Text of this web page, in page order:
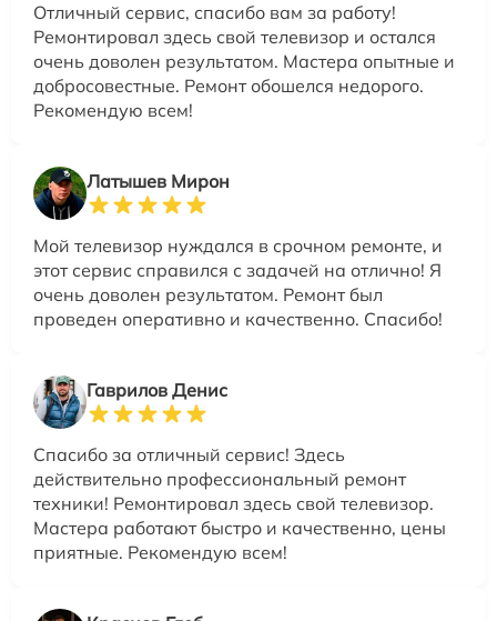
Отличный сервис, спасибо вам за работу!
Ремонтировал здесь свой телевизор и остался
очень доволен результатом. Мастера опытные и
добросовестные. Ремонт обошелся недорого.
Рекомендую всем!
Латышев Мирон
Мой телевизор нуждался в срочном ремонте, и
этот сервис справился с задачей на отлично! Я
очень доволен результатом. Ремонт был
проведен оперативно и качественно. Спасибо!
Гаврилов Денис
Спасибо за отличный сервис! Здесь
действительно профессиональный ремонт
техники! Ремонтировал здесь свой телевизор.
Мастера работают быстро и качественно, цены
приятные. Рекомендую всем!